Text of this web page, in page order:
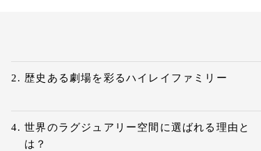
歴史ある劇場を彩るハイレイファミリー
世界のラグジュアリー空間に選ばれる理由と
は？